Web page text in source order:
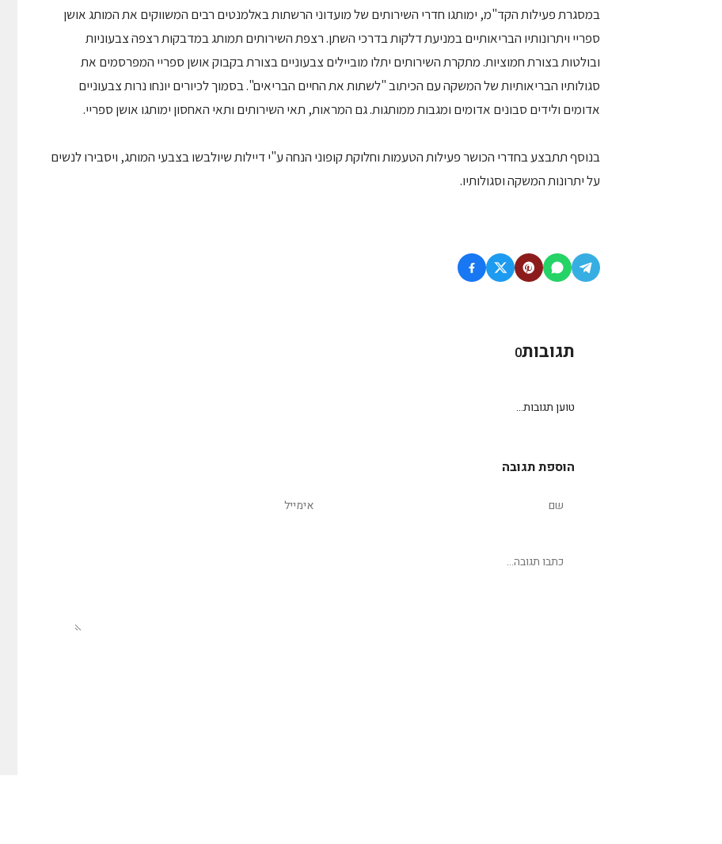
במסגרת פעילות הקד"מ, ימותגו חדרי השירותים של מועדוני הרשתות באלמנטים רבים המשווקים את המותג אושן
ספריי ויתרונותיו הבריאותיים במניעת דלקות בדרכי השתן. רצפת השירותים תמותג במדבקות רצפה צבעוניות
ובולטות בצורת חמוציות. מתקרת השירותים יתלו מוביילים צבעוניים בצורת בקבוק אושן ספריי המפרסמים את
סגולותיו הבריאותיות של המשקה עם הכיתוב "לשתות את החיים הבריאים". בסמוך לכיורים יונחו נרות צבעוניים
אדומים ולידים סבונים אדומים ומגבות ממותגות. גם המראות, תאי השירותים ותאי האחסון ימותגו אושן ספריי.
בנוסף תתבצע בחדרי הכושר פעילות הטעמות וחלוקת קופוני הנחה ע"י דיילות שיולבשו בצבעי המותג, ויסבירו לנשים
על יתרונות המשקה וסגולותיו.
תגובות0
טוען תגובות...
הוספת תגובה